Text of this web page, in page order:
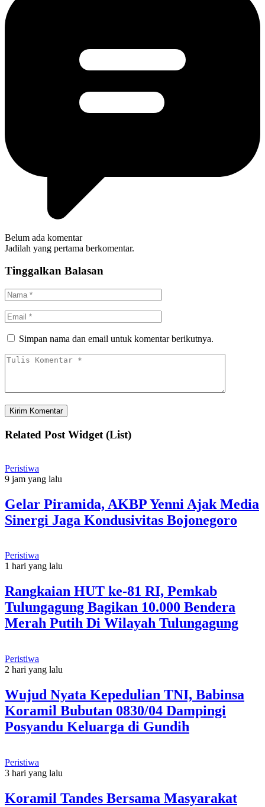
Belum ada komentar
Jadilah yang pertama berkomentar.
Tinggalkan Balasan
Simpan nama dan email untuk komentar berikutnya.
Related Post Widget (List)
Peristiwa
9 jam yang lalu
Gelar Piramida, AKBP Yenni Ajak Media
Sinergi Jaga Kondusivitas Bojonegoro
Peristiwa
1 hari yang lalu
Rangkaian HUT ke-81 RI, Pemkab
Tulungagung Bagikan 10.000 Bendera
Merah Putih Di Wilayah Tulungagung
Peristiwa
2 hari yang lalu
Wujud Nyata Kepedulian TNI, Babinsa
Koramil Bubutan 0830/04 Dampingi
Posyandu Keluarga di Gundih
Peristiwa
3 hari yang lalu
Koramil Tandes Bersama Masyarakat